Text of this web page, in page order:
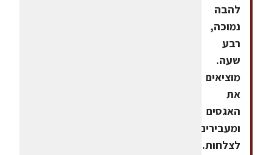
להבה
נמוכה,
רבע
שעה.
מוציאים
את
האגסים
ומעבירים
לצלחות.